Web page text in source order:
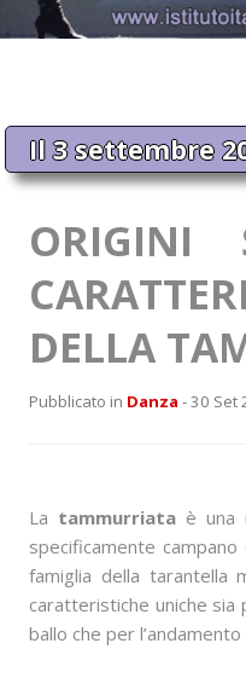
Il 3 settembre
ORIGINI
DELLA
Pubblicato in Danza - 30 Set
La tammurriata è una
specificamente
famiglia della tarantella
caratteristiche uniche sia
ballo che per